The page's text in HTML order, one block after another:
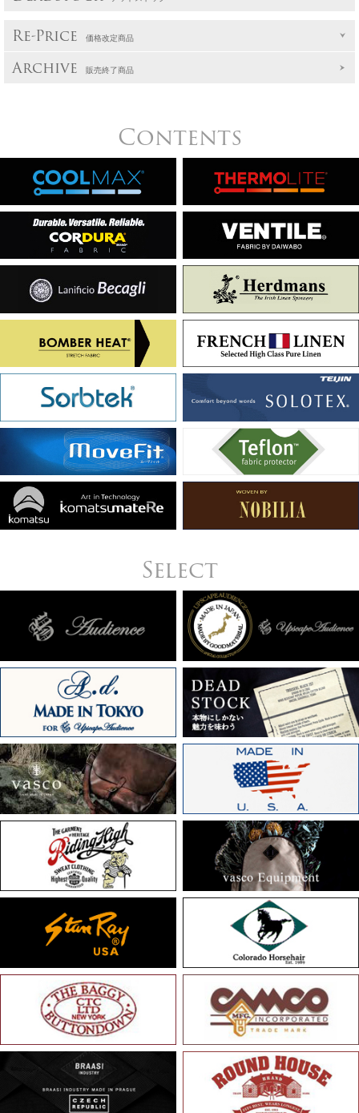
Re-Price 価格改定商品
Archive 販売終了商品
Contents
Select